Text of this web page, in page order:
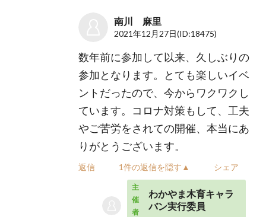
南川 麻里
2021年12月27日(ID:18475)
数年前に参加して以来、久しぶりの
参加となります。とても楽しいイベ
ントだったので、今からワクワクし
ています。コロナ対策もして、工夫
やご苦労をされての開催、本当にあ
りがとうございます。
返信 1件の返信を隠す▲ シェア
主
催
者
わかやま木育キャラ
バン実行委員